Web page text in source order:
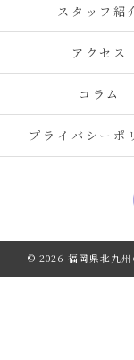
スタッフ紹
アクセス
コラム
プライバシーポ
© 2026 福岡県北九